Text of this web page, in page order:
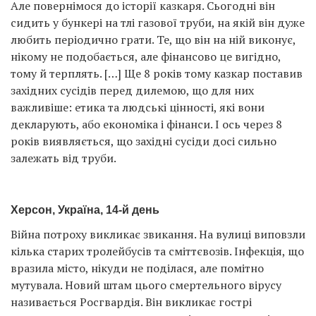
Але повернімося до історії казкаря. Сьогодні він
сидить у бункері на тлі газової труби, на якій він дуже
любить періодично грати. Те, що він на ній виконує,
нікому не подобається, але фінансово це вигідно,
тому й терплять. […] Ще 8 років тому казкар поставив
західних сусідів перед дилемою, що для них
важливіше: етика та людські цінності, які вони
декларують, або економіка і фінанси. І ось через 8
років виявляється, що західні сусіди досі сильно
залежать від труби.
Херсон, Україна, 14-й день
Війна потроху викликає звикання. На вулиці виповзли
кілька старих тролейбусів та сміттєвозів. Інфекція, що
вразила місто, нікуди не поділася, але помітно
мутувала. Новий штам цього смертельного вірусу
називається Росгвардія. Він викликає гострі